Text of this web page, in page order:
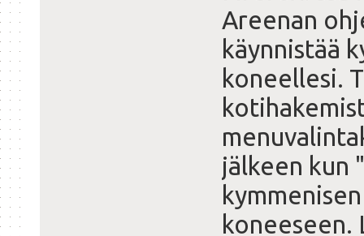
Areenan
käynnistää
koneellesi.
jälkeen kun
koneeseen.